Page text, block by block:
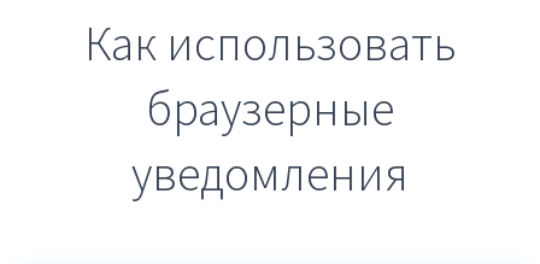
Как использовать
браузерные
уведомления